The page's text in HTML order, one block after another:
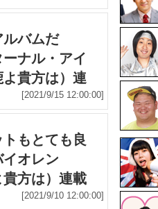
ルバムだ
ナル・アイ
よ貴方は）連
[2021/9/15 12:00:00]
もとても良
オレン
方は）連載
[2021/9/10 12:00:00]